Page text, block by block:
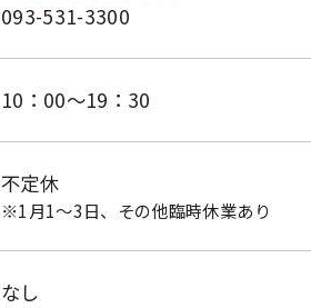
093-531-3300
10：00～19：30
不定休
1月1〜3日、その他臨時休業あり
なし